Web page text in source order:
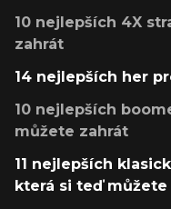
10 nejlepších 4X
zahrát
14 nejlepších her
10 nejlepších
můžete zahrát
11 nejlepších
která si teď můžete